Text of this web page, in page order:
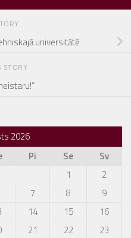
universitātē
STORY
2026
Pi Se
Sv
1
2
7 8
9
14 15
16
21 22
23